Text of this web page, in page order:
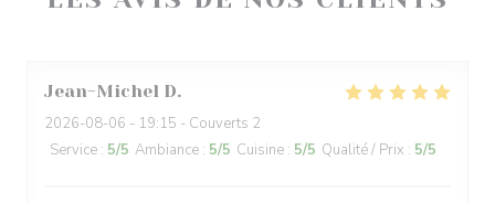
Jean-Michel D
2026-08-06 - 19:15 - Couverts 2
Service : 5/5 Ambiance : 5/5 Cuisine : 5/5 Qualité / Prix : 5/5